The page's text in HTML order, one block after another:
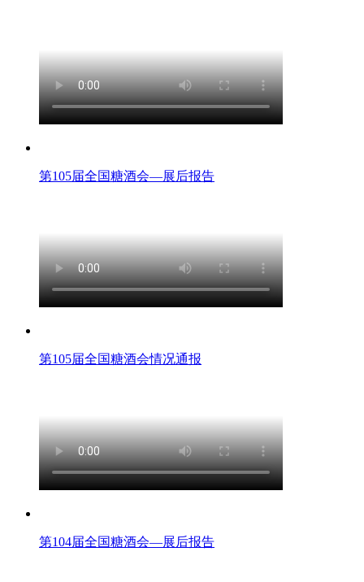
第105届全国糖酒会—展后报告
第105届全国糖酒会情况通报
第104届全国糖酒会—展后报告